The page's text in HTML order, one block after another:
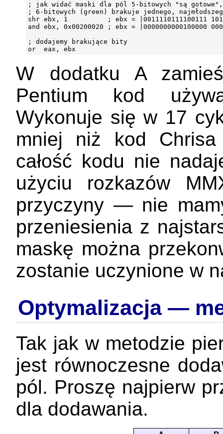
; jak widać maski dla pól 5-bitowych "są
; 6-bitowych (green) brakuje jednego,
shr ebx, 1          ; ebx = |0011110111100111
and ebx, 0x00200020 ; ebx = |0000000000100000
; dodajemy brakujące bity
W dodatku A
Pentium kod
Wykonuje się w 17
mniej niż kod Chrisa
całość kodu nie
użyciu rozkazów
przyczyny — nie
przeniesienia z
maskę można
zostanie uczynione w
Optymalizacja —
Tak jak w metodzie
jest równoczesne
pól. Proszę najpierw
dla dodawania.